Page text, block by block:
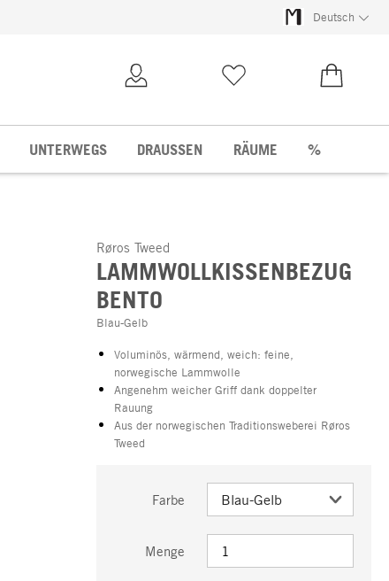
Deutsch
UNTERWEGS DRAUSSEN RÄUME %
Røros Tweed
LAMMWOLLKISSENBEZUG
BENTO
Blau-Gelb
Voluminös, wärmend, weich: feine,
norwegische Lammwolle
Angenehm weicher Griff dank doppelter
Rauung
Aus der norwegischen Traditionsweberei Røros
Tweed
Farbe
Menge